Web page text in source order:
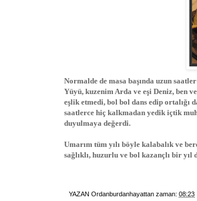
Normalde de masa başında uzun
Yüyü, kuzenim Arda ve eşi Deniz, ben
eşlik etmedi, bol bol dans edip ortalığı
saatlerce hiç kalkmadan yedik içtik
duyulmaya değerdi.
Umarım tüm yılı böyle kalabalık ve
sağlıklı, huzurlu ve bol kazançlı bir
YAZAN Ordanburdanhayattan zaman: 08:23